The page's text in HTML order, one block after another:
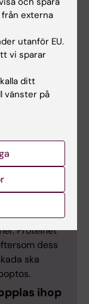
något
men
som
Robert
i
hittas
visade
p53, var
Proteinet
dess
ska
ihop
externa
utanför EU.
vi sparar
ditt
vänster på